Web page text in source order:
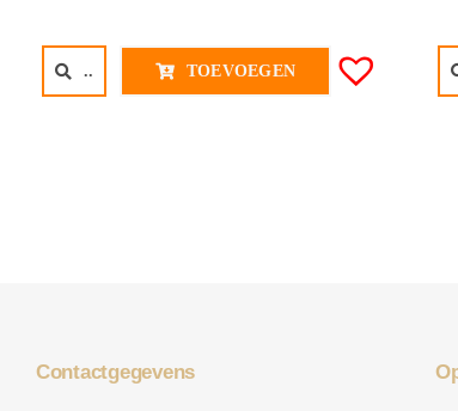
.. TOEVOEGEN
Contactgegevens